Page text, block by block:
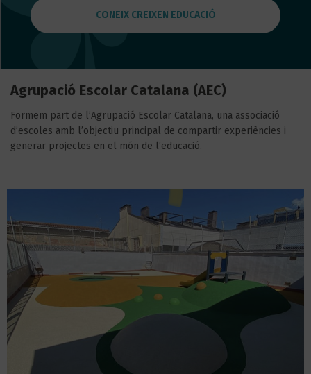
CONEIX CREIXEN EDUCACIÓ
Agrupació Escolar Catalana (AEC)
Formem part de l’Agrupació Escolar Catalana, una associació
d’escoles amb l’objectiu principal de compartir experiències i
generar projectes en el món de l’educació.